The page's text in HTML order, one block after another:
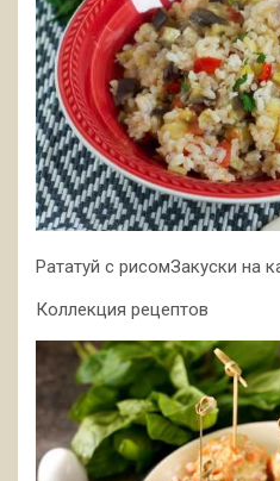
Рататуй с рисомЗакуски на
Коллекция рецептов